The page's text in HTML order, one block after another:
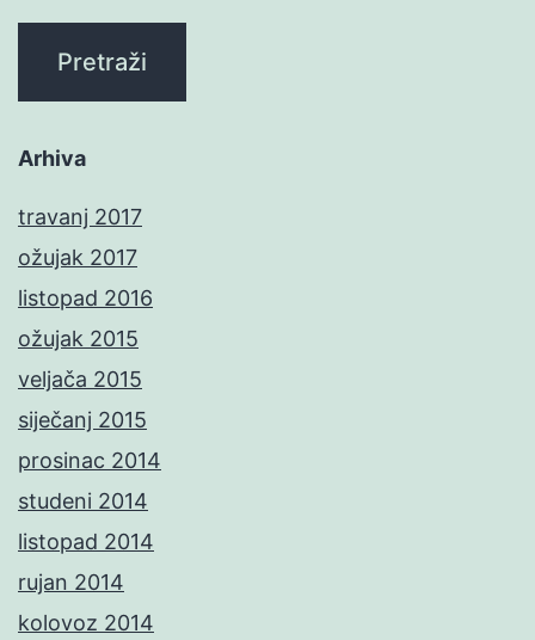
Arhiva
travanj 2017
ožujak 2017
listopad 2016
ožujak 2015
veljača 2015
siječanj 2015
prosinac 2014
studeni 2014
listopad 2014
rujan 2014
kolovoz 2014